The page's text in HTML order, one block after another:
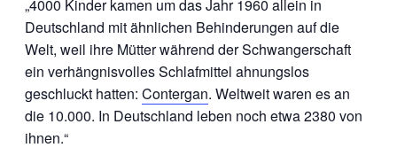
„4000 Kinder kamen um das Jahr 1960 allein in
Deutschland mit ähnlichen Behinderungen auf die
Welt, weil ihre Mütter während der Schwangerschaft
ein verhängnisvolles Schlafmittel ahnungslos
geschluckt hatten: Contergan. Weltweit waren es an
die 10.000. In Deutschland leben noch etwa 2380 von
ihnen.“